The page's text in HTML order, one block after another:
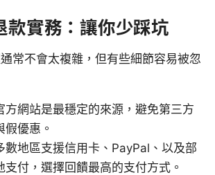
款實務：讓你少踩坑
常不會太複雜，但有些細節容易被忽
方網站是最穩定的來源，避免第三方
優惠。
數地區支援信用卡、PayPal、以及部
支付，選擇回饋最高的支付方式。